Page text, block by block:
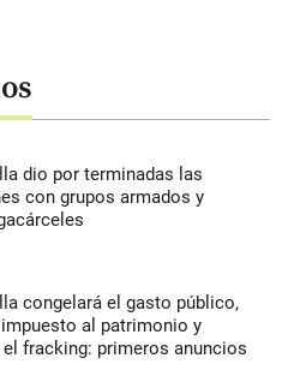
dio por terminadas las
con grupos armados y
congelará el gasto público,
al patrimonio y
fracking: primeros anuncios